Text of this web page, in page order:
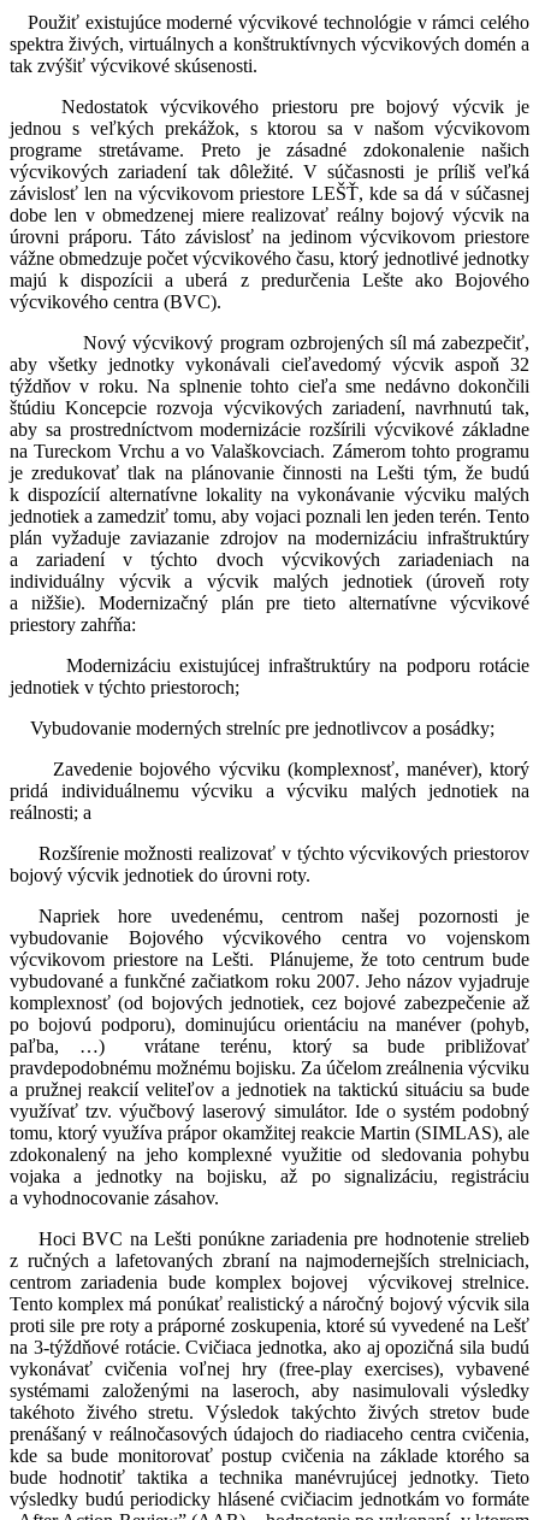
existujúce moderné výcvikové technológie v rámci celého
spektra živých, virtuálnych a konštruktívnych výcvikových domén a
tak zvýšiť výcvikové skúsenosti.
Nedostatok výcvikového priestoru pre bojový výcvik je
jednou s veľkých prekážok, s ktorou sa v našom výcvikovom
programe stretávame. Preto je zásadné zdokonalenie našich
výcvikových zariadení tak dôležité. V súčasnosti je príliš veľká
závislosť len na výcvikovom priestore LEŠŤ, kde sa dá v súčasnej
dobe len v obmedzenej miere realizovať reálny bojový výcvik na
úrovni práporu. Táto závislosť na jedinom výcvikovom priestore
vážne obmedzuje počet výcvikového času, ktorý jednotlivé jednotky
majú k dispozícii a uberá z predurčenia Lešte ako Bojového
výcvikového centra (BVC).
Nový výcvikový program ozbrojených síl má zabezpečiť,
aby všetky jednotky vykonávali cieľavedomý výcvik aspoň 32
týždňov v roku. Na splnenie tohto cieľa sme nedávno dokončili
štúdiu Koncepcie rozvoja výcvikových zariadení, navrhnutú tak,
aby sa prostredníctvom modernizácie rozšírili výcvikové základne
na Tureckom Vrchu a vo Valaškovciach. Zámerom tohto programu
je zredukovať tlak na plánovanie činnosti na Lešti tým, že budú
k dispozícií alternatívne lokality na vykonávanie výcviku malých
jednotiek a zamedziť tomu, aby vojaci poznali len jeden terén. Tento
plán vyžaduje zaviazanie zdrojov na modernizáciu infraštruktúry
a zariadení v týchto dvoch výcvikových zariadeniach na
individuálny výcvik a výcvik malých jednotiek (úroveň roty
a nižšie). Modernizačný plán pre tieto alternatívne výcvikové
priestory zahŕňa:
existujúcej infraštruktúry na podporu rotácie
jednotiek v týchto priestoroch;
moderných strelníc pre jednotlivcov a posádky;
bojového výcviku (komplexnosť, manéver), ktorý
pridá individuálnemu výcviku a výcviku malých jednotiek na
reálnosti; a
možnosti realizovať v týchto výcvikových priestorov
bojový výcvik jednotiek do úrovni roty.
Napriek hore uvedenému, centrom našej pozornosti je
vybudovanie Bojového výcvikového centra vo vojenskom
výcvikovom priestore na Lešti. Plánujeme, že toto centrum bude
vybudované a funkčné začiatkom roku 2007. Jeho názov vyjadruje
komplexnosť (od bojových jednotiek, cez bojové zabezpečenie až
po bojovú podporu), dominujúcu orientáciu na manéver (pohyb,
paľba, …) vrátane terénu, ktorý sa bude približovať
pravdepodobnému možnému bojisku. Za účelom zreálnenia výcviku
a pružnej reakcií veliteľov a jednotiek na taktickú situáciu sa bude
využívať tzv. výučbový laserový simulátor. Ide o systém podobný
tomu, ktorý využíva prápor okamžitej reakcie Martin (SIMLAS), ale
zdokonalený na jeho komplexné využitie od sledovania pohybu
vojaka a jednotky na bojisku, až po signalizáciu, registráciu
a vyhodnocovanie zásahov.
Hoci BVC na Lešti ponúkne zariadenia pre hodnotenie strelieb
z ručných a lafetovaných zbraní na najmodernejších strelniciach,
centrom zariadenia bude komplex bojovej výcvikovej strelnice.
Tento komplex má ponúkať realistický a náročný bojový výcvik sila
proti sile pre roty a práporné zoskupenia, ktoré sú vyvedené na Lešť
na 3-týždňové rotácie. Cvičiaca jednotka, ako aj opozičná sila budú
vykonávať cvičenia voľnej hry (free-play exercises), vybavené
systémami založenými na laseroch, aby nasimulovali výsledky
takéhoto živého stretu. Výsledok takýchto živých stretov bude
prenášaný v reálnočasových údajoch do riadiaceho centra cvičenia,
kde sa bude monitorovať postup cvičenia na základe ktorého sa
bude hodnotiť taktika a technika manévrujúcej jednotky. Tieto
výsledky budú periodicky hlásené cvičiacim jednotkám vo formáte